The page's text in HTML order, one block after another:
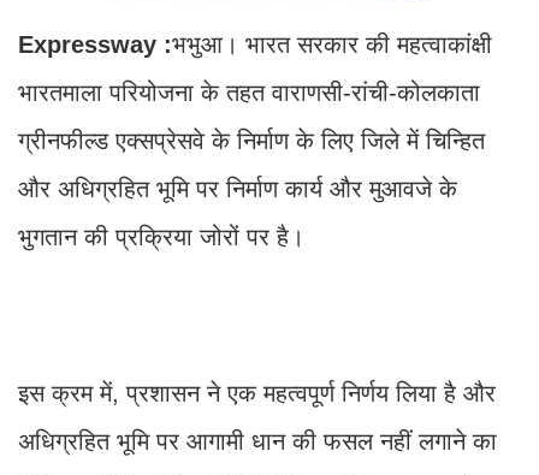
Expressway :भभुआ। भारत सरकार की महत्वाकांक्षी
भारतमाला परियोजना के तहत वाराणसी-रांची-कोलकाता
ग्रीनफील्ड एक्सप्रेसवे के निर्माण के लिए जिले में चिन्हित
और अधिग्रहित भूमि पर निर्माण कार्य और मुआवजे के
भुगतान की प्रक्रिया जोरों पर है।
इस क्रम में, प्रशासन ने एक महत्वपूर्ण निर्णय लिया है और
अधिग्रहित भूमि पर आगामी धान की फसल नहीं लगाने का